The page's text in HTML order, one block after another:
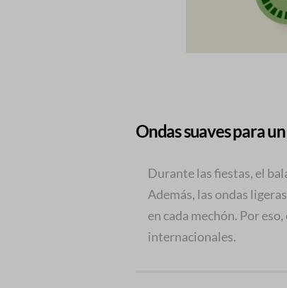
Ondas suaves para
Durante las fiestas, el
Además, las ondas
en cada mechón. Por
internacionales.